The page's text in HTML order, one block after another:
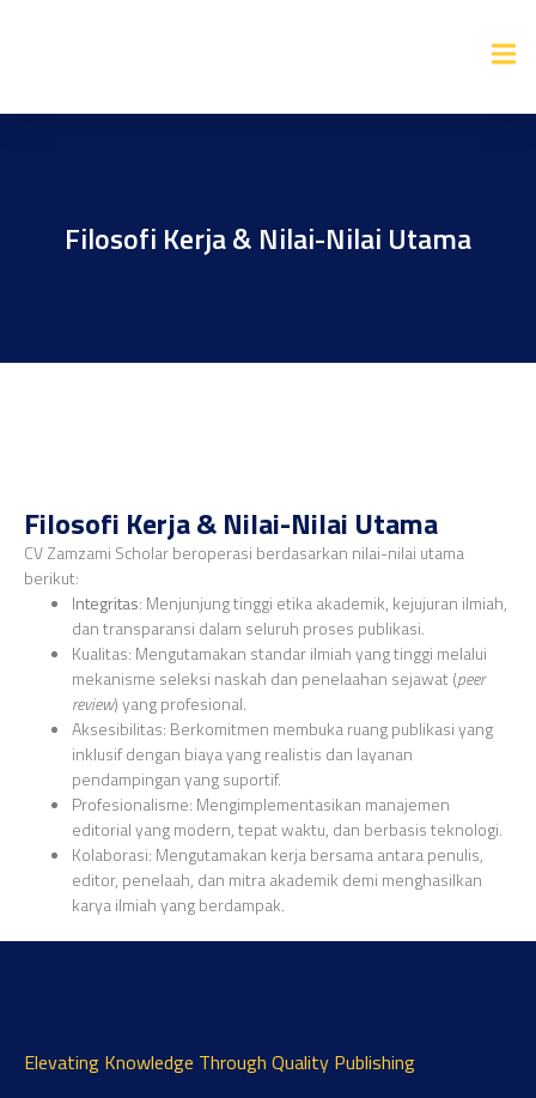
Filosofi Kerja & Nilai-Nilai Utama
Filosofi Kerja & Nilai-Nilai Utama
CV Zamzami Scholar beroperasi berdasarkan nilai-nilai utama
berikut:
Integritas: Menjunjung tinggi etika akademik, kejujuran ilmiah,
dan transparansi dalam seluruh proses publikasi.
Kualitas: Mengutamakan standar ilmiah yang tinggi melalui
mekanisme seleksi naskah dan penelaahan sejawat (peer
review) yang profesional.
Aksesibilitas: Berkomitmen membuka ruang publikasi yang
inklusif dengan biaya yang realistis dan layanan
pendampingan yang suportif.
Profesionalisme: Mengimplementasikan manajemen
editorial yang modern, tepat waktu, dan berbasis teknologi.
Kolaborasi: Mengutamakan kerja bersama antara penulis,
editor, penelaah, dan mitra akademik demi menghasilkan
karya ilmiah yang berdampak.
Elevating Knowledge Through Quality Publishing